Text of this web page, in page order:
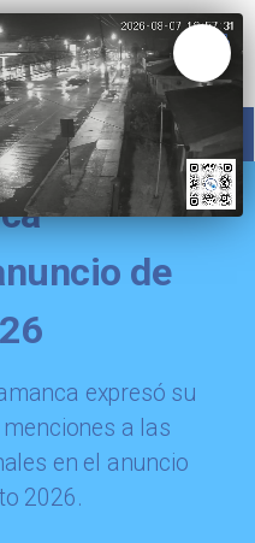
DEPORTES
de
expresó su
a las
en el anuncio
2026.